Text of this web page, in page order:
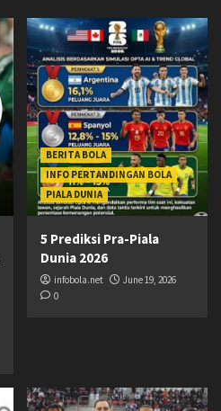
BERITA BOLA
INFO PERTANDINGAN BOLA
PIALA DUNIA
5 Prediksi Pra-Piala
Dunia 2026
infobola.net
June 19, 2026
0